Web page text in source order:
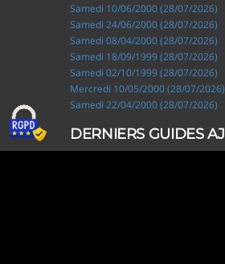
Samedi 10/06/2000 (28/07/2026)
Samedi 24/06/2000 (28/07/2026)
Samedi 08/04/2000 (28/07/2026)
Samedi 18/09/1999 (28/07/2026)
Samedi 02/10/1999 (28/07/2026)
Mercredi 10/05/2000 (28/07/2026)
Samedi 22/04/2000 (28/07/2026)
DERNIERS GUIDES